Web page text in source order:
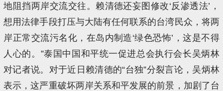
地阻挡两岸交流交往。赖清德还妄图修改‘反渗透法’，
想用法律手段打压与大陆有任何联系的台湾民众，将两
岸正常交流污名化，在岛内制造‘绿色恐怖’，这是不得
人心的。”泰国中国和平统一促进总会执行会长吴炳林
对记者说。对于近日赖清德的“台独”分裂言论，吴炳林
表示，这严重破坏两岸关系和平发展的前景，加剧了台